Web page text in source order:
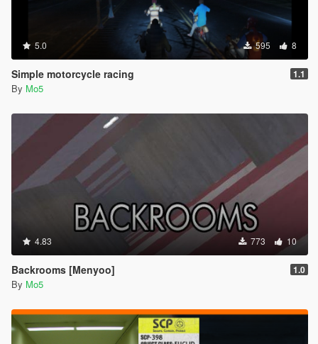
5.0 595 8
Simple motorcycle racing 1.1
By Mo5
4.83 773 10
Backrooms [Menyoo] 1.0
By Mo5